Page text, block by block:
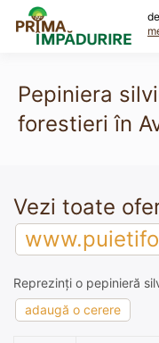
content
Pepiniera
forestieri în
Vezi toate
Reprezinți o pepinieră
adaugă o cerere